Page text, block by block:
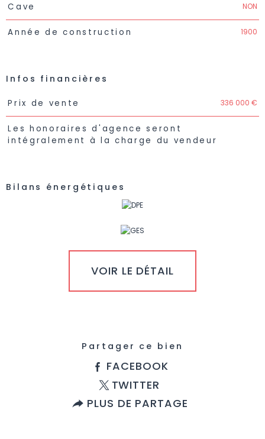
Cave NON
Année de construction 1900
Infos financières
Caractéristiques Valeurs
Prix de vente 336 000 €
Les honoraires d'agence seront
intégralement à la charge du vendeur
Bilans énergétiques
VOIR LE DÉTAIL
Partager ce bien
FACEBOOK
TWITTER
PLUS DE PARTAGE